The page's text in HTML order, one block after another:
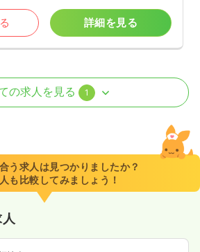
詳細を見る
休憩60分）
間 担当業務未経験可
ブランク可
の求人を見る 1
う求人は見つかりましたか？
も比較してみましょう！